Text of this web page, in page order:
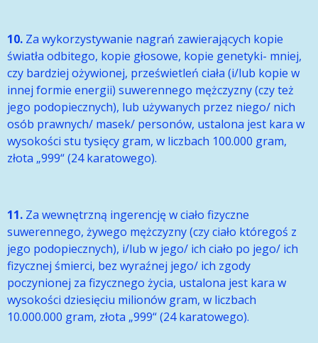
10. Za wykorzystywanie nagrań zawierających kopie
światła odbitego, kopie głosowe, kopie genetyki- mniej,
czy bardziej ożywionej, prześwietleń ciała (i/lub kopie w
innej formie energii) suwerennego mężczyzny (czy też
jego podopiecznych), lub używanych przez niego/ nich
osób prawnych/ masek/ personów, ustalona jest kara w
wysokości stu tysięcy gram, w liczbach 100.000 gram,
złota „999“ (24 karatowego).
11. Za wewnętrzną ingerencję w ciało fizyczne
suwerennego, żywego mężczyzny (czy ciało któregoś z
jego podopiecznych), i/lub w jego/ ich ciało po jego/ ich
fizycznej śmierci, bez wyraźnej jego/ ich zgody
poczynionej za fizycznego życia, ustalona jest kara w
wysokości dziesięciu milionów gram, w liczbach
10.000.000 gram, złota „999“ (24 karatowego).